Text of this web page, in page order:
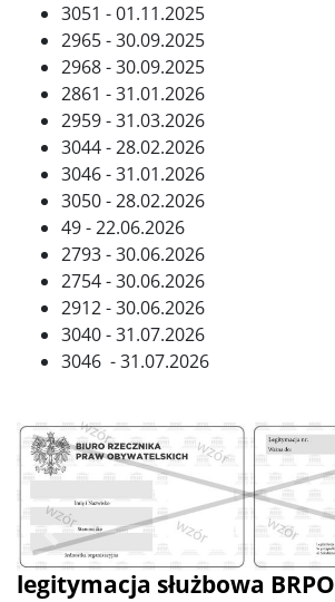
3051 - 01.11.2025
2965 - 30.09.2025
2968 - 30.09.2025
2861 - 31.01.2026
2959 - 31.03.2026
3044 - 28.02.2026
3046 - 31.01.2026
3050 - 28.02.2026
49 - 22.06.2026
2793 - 30.06.2026
2754 - 30.06.2026
2912 - 30.06.2026
3040 - 31.07.2026
3046 - 31.07.2026
legitymacja służbowa BRPO
Poprzednie